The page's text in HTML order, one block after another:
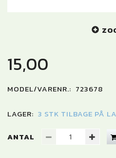
15,00
MODEL/VARENR.: 723678
LAGER: 3 STK TILBAGE PÅ
ANTAL